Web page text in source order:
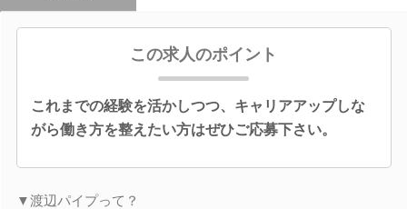
この求人のポイント
これまでの経験を活かしつつ、キャリアアップしな
がら働き方を整えたい方はぜひご応募下さい。
▼渡辺パイプって？